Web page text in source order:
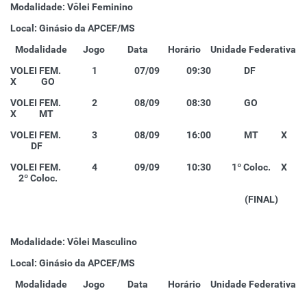
Modalidade: Vôlei Feminino
Local: Ginásio da APCEF/MS
Modalidade
Jogo Data Horário
Unidade Federativa
VOLEI FEM. 1 07/09 09:30 DF
X GO
VOLEI FEM. 2 08/09 08:30 GO
X MT
VOLEI FEM. 3 08/09 16:00 MT X
DF
VOLEI FEM. 4 09/09 10:30 1º Coloc. X
2º Coloc.
(FINAL)
Modalidade: Vôlei Masculino
Local: Ginásio da APCEF/MS
Modalidade
Jogo Data Horário
Unidade Federativa